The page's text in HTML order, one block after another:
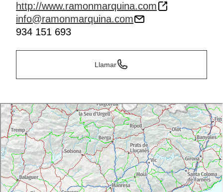
http://www.ramonmarquina.com
info@ramonmarquina.com
934 151 693
Llamar